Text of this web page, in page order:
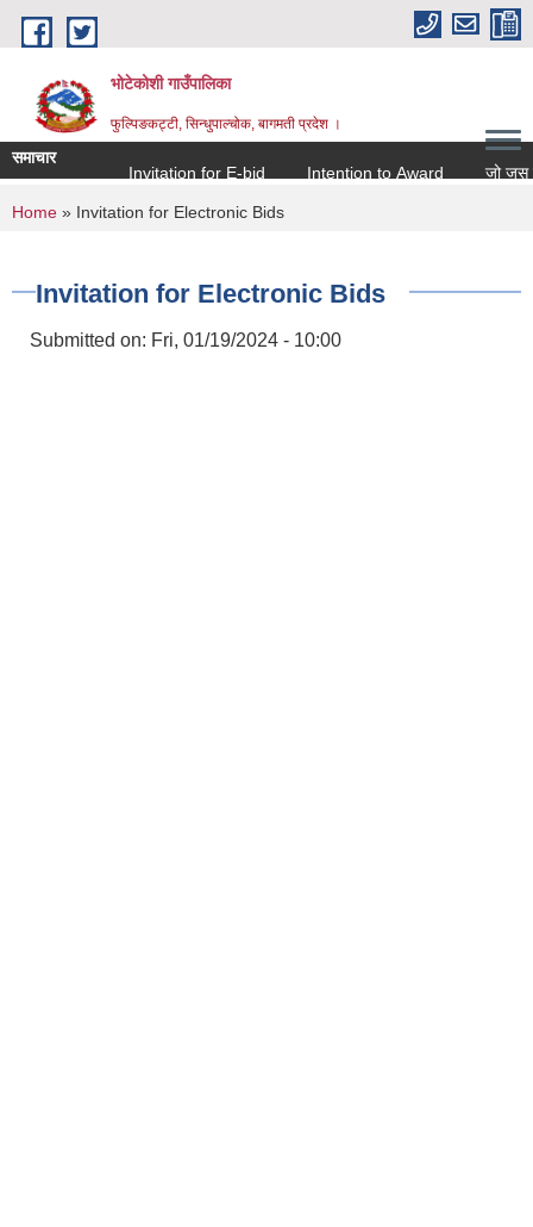
Skip to main content
भोटेकोशी गाउँपालिका
फुल्पिङकट्टी, सिन्धुपाल्चोक, बागमती प्रदेश ।
समाचार
Invitation for E-bid
Intention to Award जो जस संग
You are here
Home » Invitation for Electronic Bids
Invitation for Electronic Bids
Submitted on: Fri, 01/19/2024 - 10:00